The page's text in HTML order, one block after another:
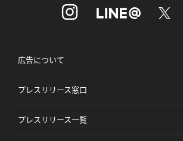
広告について
プレスリリース窓口
プレスリリース一覧